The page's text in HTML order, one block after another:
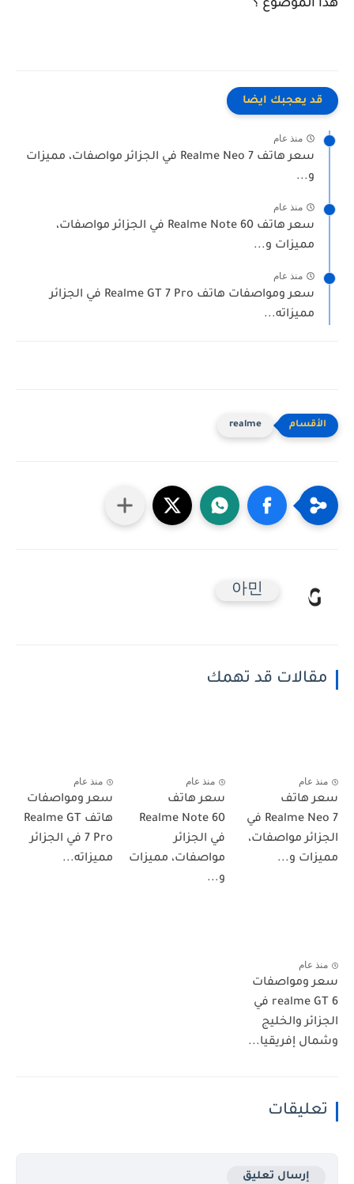
هذا الموضوع ؟
قد يعجبك ايضا
منذ عام
سعر هاتف Realme Neo 7 في الجزائر مواصفات، مميزات
و...
منذ عام
سعر هاتف Realme Note 60 في الجزائر مواصفات،
مميزات و...
منذ عام
سعر ومواصفات هاتف Realme GT 7 Pro في الجزائر
مميزاته...
realme
아민
مقالات قد تهمك
منذ عام
سعر هاتف
Realme Neo 7 في
الجزائر مواصفات،
مميزات و...
منذ عام
سعر هاتف
Realme Note 60
في الجزائر
مواصفات، مميزات
و...
منذ عام
سعر ومواصفات
هاتف Realme GT
7 Pro في الجزائر
مميزاته...
منذ عام
سعر ومواصفات
realme GT 6 في
الجزائر والخليج
وشمال إفريقيا...
تعليقات
إرسال تعليق